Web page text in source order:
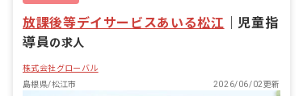
放課後等デイサービスあいる松江 ｜児童指
導員の求人
株式会社グローバル
島根県/松江市
2026/06/02更新